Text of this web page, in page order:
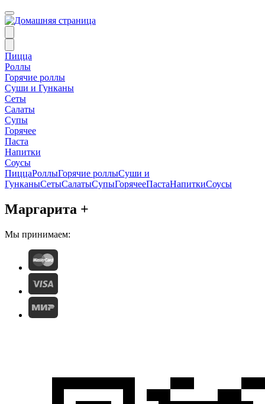
Пицца
Роллы
Горячие роллы
Суши и Гунканы
Сеты
Салаты
Супы
Горячее
Паста
Напитки
Соусы
ПиццаРоллыГорячие роллыСуши и
ГунканыСетыСалатыСупыГорячееПастаНапиткиСоусы
Маргарита +
Мы принимаем: